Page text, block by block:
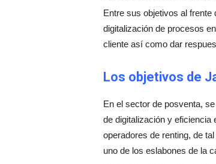
Entre sus objetivos al
digitalización de procesos
cliente así como dar
Los objetivos de
En el sector de posventa,
de digitalización y
operadores de renting, de
uno de los eslabones de la